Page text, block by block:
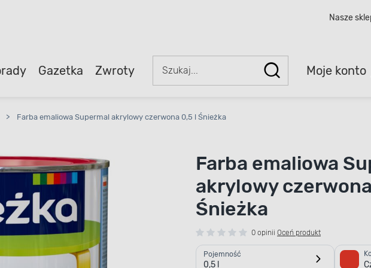
Nasze
Gazetka Zwroty Moje konto
> Farba emaliowa Supermal akrylowy czerwona 0,5 l Śnieżka
Farba emaliowa
akrylowy
Śnieżka
0 opinii Oceń produkt
Pojemność
0,5 l